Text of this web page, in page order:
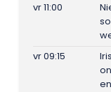
vr 11:00
vr 09:15